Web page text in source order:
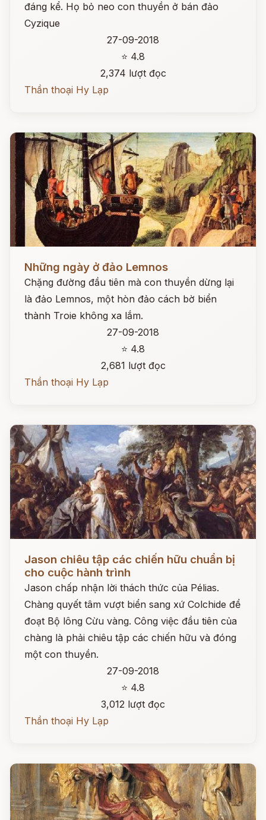
đáng kể. Họ bỏ neo con thuyền ở bán đảo
Cyzique
27-09-2018
⭐ 4.8
2,374 lượt đọc
Thần thoại Hy Lạp
Những ngày ở đảo Lemnos
Chặng đường đầu tiên mà con thuyền dừng lại
là đảo Lemnos, một hòn đảo cách bờ biển
thành Troie không xa lắm.
27-09-2018
⭐ 4.8
2,681 lượt đọc
Thần thoại Hy Lạp
Jason chiêu tập các chiến hữu chuẩn bị
cho cuộc hành trình
Jason chấp nhận lời thách thức của Pélias.
Chàng quyết tâm vượt biển sang xứ Colchide để
đoạt Bộ lông Cừu vàng. Công việc đầu tiên của
chàng là phải chiêu tập các chiến hữu và đóng
một con thuyền.
27-09-2018
⭐ 4.8
3,012 lượt đọc
Thần thoại Hy Lạp